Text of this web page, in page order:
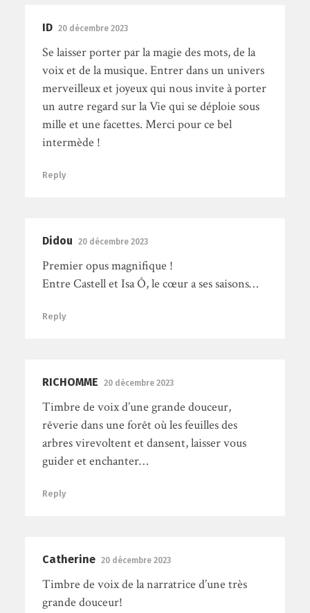
ID 20 décembre 2023
Se laisser porter par la magie des mots, de la
voix et de la musique. Entrer dans un univers
merveilleux et joyeux qui nous invite à porter
un autre regard sur la Vie qui se déploie sous
mille et une facettes. Merci pour ce bel
intermède !
Reply
Didou 20 décembre 2023
Premier opus magnifique !
Entre Castell et Isa Ô, le cœur a ses saisons…
Reply
RICHOMME 20 décembre 2023
Timbre de voix d’une grande douceur,
rêverie dans une forêt où les feuilles des
arbres virevoltent et dansent, laisser vous
guider et enchanter…
Reply
Catherine 20 décembre 2023
Timbre de voix de la narratrice d’une très
grande douceur!